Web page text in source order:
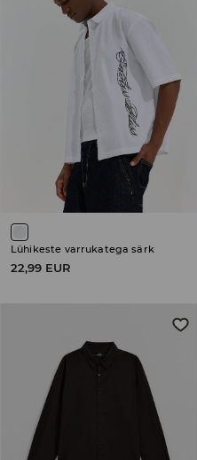
Lühikeste varrukatega särk
22,99 EUR